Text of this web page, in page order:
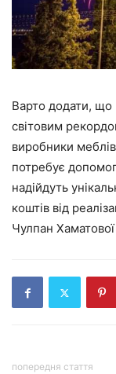
Варто додати, що
світовим
виробники
потребує
надійдуть
коштів від
Чулпан
попередня стаття